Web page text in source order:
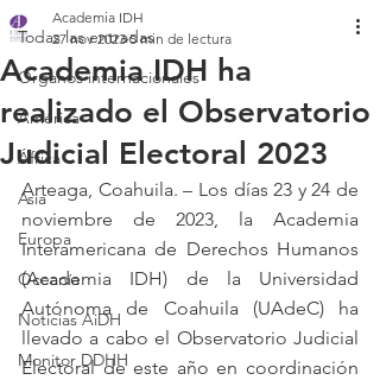
Todas las entradas
Organos internacionales
América
África
Asia
Europa
Oceanía
Noticias AiDH
Monitor DDHH
Academia IDH ha
realizado el Observatorio
Judicial Electoral 2023
Academia IDH
27 nov 2023 5 min de lectura
Arteaga, Coahuila. – Los días 23 y 24 de
noviembre de 2023, la Academia
Interamericana de Derechos Humanos
(Academia IDH) de la Universidad
Autónoma de Coahuila (UAdeC) ha
llevado a cabo el Observatorio Judicial
Electoral de este año en coordinación